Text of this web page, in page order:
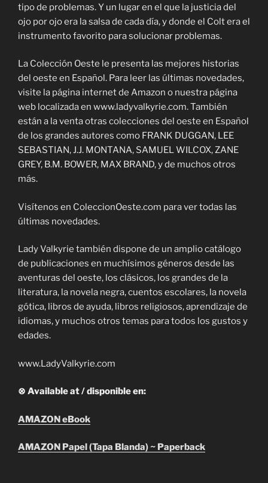
tipo de problemas. Y un lugar en el que la justicia del
ojo por ojo era la salsa de cada día, y donde el Colt era el
instrumento favorito para solucionar problemas.
La Colección Oeste le presenta las mejores historias
del oeste en Español. Para leer las últimas novedades,
visite la página internet de Amazon o nuestra página
web localizada en www.ladyvalkyrie.com. También
están a la venta otras colecciones del oeste en Español
de los grandes autores como FRANK DUGGAN, LEE
SEBASTIAN, J.J. MONTANA, SAMUEL WILCOX, ZANE
GREY, B.M. BOWER, MAX BRAND, y de muchos otros
más.
Visítenos en ColeccionOeste.com para ver todas las
últimas novedades.
Lady Valkyrie también dispone de un amplio catálogo
de publicaciones en muchísimos géneros desde las
aventuras del oeste, los clásicos, los grandes de la
literatura, la novela negra, cuentos escolares, la novela
gótica, libros de ayuda, libros religiosos, aprendizaje de
idiomas, y muchos otros temas para todos los gustos y
edades.
www.LadyValkyrie.com
⊗ Available at / disponible en:
AMAZON eBook
AMAZON Papel (Tapa Blanda) ~ Paperback